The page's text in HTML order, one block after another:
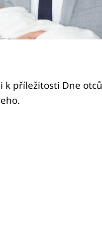
k příležitosti Dne otců